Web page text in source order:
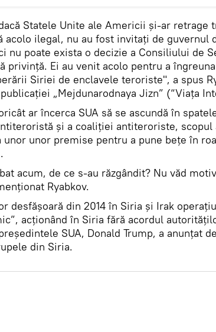
Statele Unite ale Americii și-ar retrage
acolo ilegal, nu au fost invitați de guvernul
nu poate exista o decizie a Consiliului de
privință. Ei au venit acolo pentru a
Siriei de enclavele teroriste", a spus
„Mejdunarodnaya Jizn” (“Viața
ar încerca SUA să se ascundă în
și a coaliției antiteroriste,
unor unor premise pentru a pune bețe în
acum, de ce s-au răzgândit? Nu văd
Ryabkov.
desfășoară din 2014 în Siria și Irak
acționând în Siria fără acordul
SUA, Donald Trump, a anunțat
din Siria.